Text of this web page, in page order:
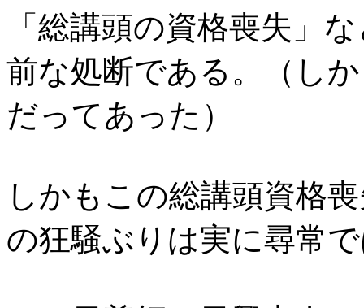
「総講頭の資格喪失」
前な処断である。（し
だってあった）
しかもこの総講頭資格
の狂騒ぶりは実に尋常